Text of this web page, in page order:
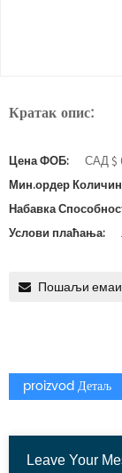
Кратак опис:
Цена ФОБ:
САД $
Мин.ордер
Набавка
Услови плаћања:
Пошаљи
proizvod Детаљ